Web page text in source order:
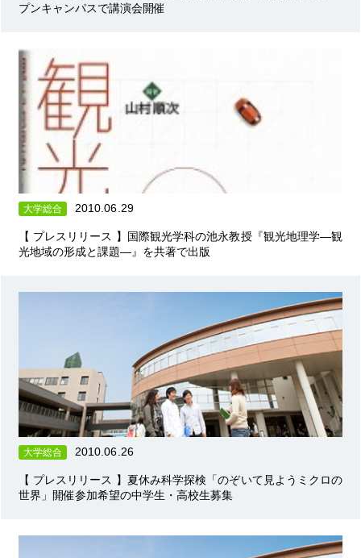
プンキャンパスで講演会開催
大学総合 2010.06.29
【 プレスリリース 】国際観光学科の池永教授『観光地理学―観
光地域の形成と課題―』を共著で出版
大学総合 2010.06.26
【 プレスリリース 】夏休み科学探検「のぞいて見ようミクロの
世界」開催参加希望の中学生・高校生募集